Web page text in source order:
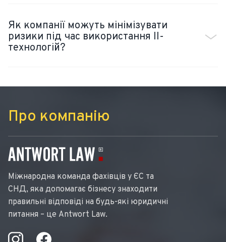
Як компанії можуть мінімізувати
ризики під час використання ІІ-
технологій?
Про компанію
Міжнародна команда фахівців у ЄС та
СНД, яка допомагає бізнесу знаходити
правильні відповіді на будь-які юридичні
питання – це Antwort Law.